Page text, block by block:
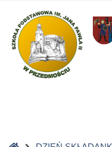
Szkoła
Podstawowa